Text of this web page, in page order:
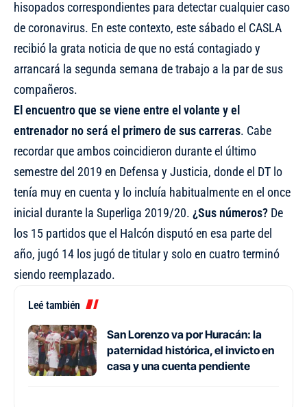
hisopados correspondientes para detectar cualquier caso
de coronavirus. En este contexto, este sábado el CASLA
recibió la grata noticia de que no está contagiado y
arrancará la segunda semana de trabajo a la par de sus
compañeros.
El encuentro que se viene entre el volante y el
entrenador no será el primero de sus carreras. Cabe
recordar que ambos coincidieron durante el último
semestre del 2019 en Defensa y Justicia, donde el DT lo
tenía muy en cuenta y lo incluía habitualmente en el once
inicial durante la Superliga 2019/20. ¿Sus números? De
los 15 partidos que el Halcón disputó en esa parte del
año, jugó 14 los jugó de titular y solo en cuatro terminó
siendo reemplazado.
Leé también
San Lorenzo va por Huracán: la
paternidad histórica, el invicto en
casa y una cuenta pendiente